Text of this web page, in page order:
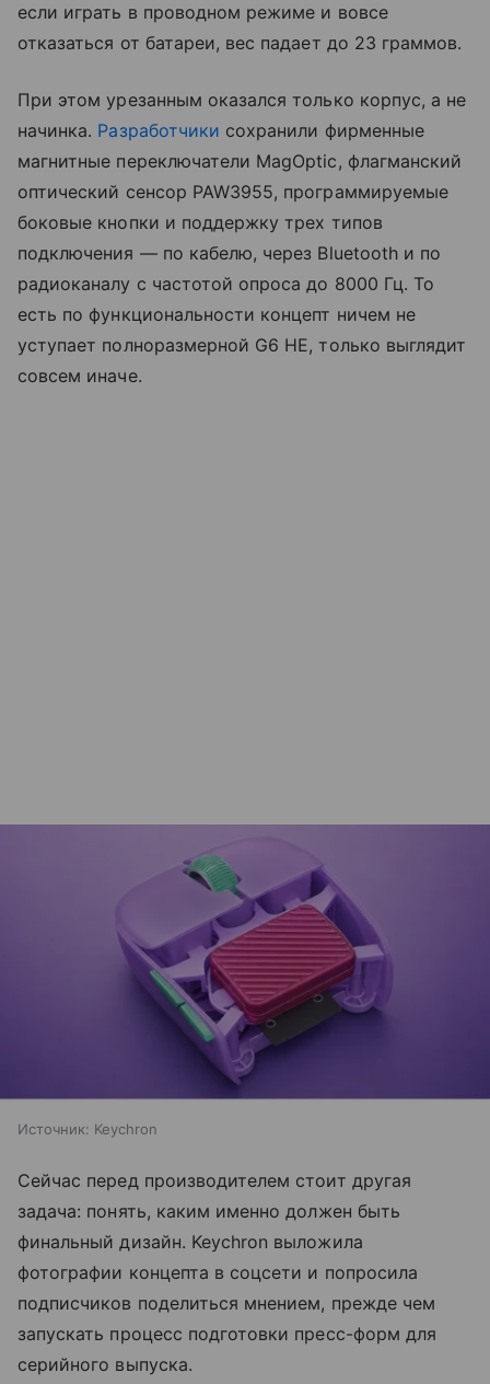
если играть в проводном режиме и вовсе
отказаться от батареи, вес падает до 23 граммов.
При этом урезанным оказался только корпус, а не
начинка. Разработчики сохранили фирменные
магнитные переключатели MagOptic, флагманский
оптический сенсор PAW3955, программируемые
боковые кнопки и поддержку трех типов
подключения — по кабелю, через Bluetooth и по
радиоканалу с частотой опроса до 8000 Гц. То
есть по функциональности концепт ничем не
уступает полноразмерной G6 HE, только выглядит
совсем иначе.
Источник: Keychron
Сейчас перед производителем стоит другая
задача: понять, каким именно должен быть
финальный дизайн. Keychron выложила
фотографии концепта в соцсети и попросила
подписчиков поделиться мнением, прежде чем
запускать процесс подготовки пресс-форм для
серийного выпуска.